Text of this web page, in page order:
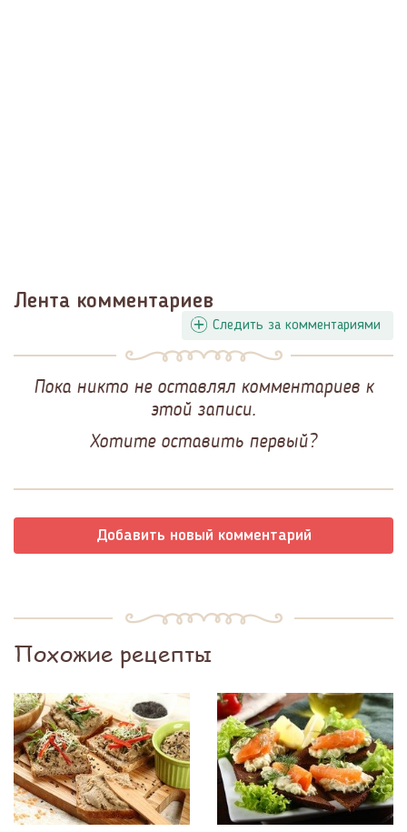
Лента комментариев
Следить за комментариями
Пока никто не оставлял комментариев к
этой записи.
Хотите оставить первый?
Добавить новый комментарий
Похожие рецепты